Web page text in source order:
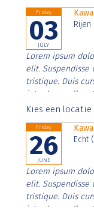
Friday
03
JULY
Rijen
Lorem ipsum
elit.
tristique. Duis
interdum nulla,
Aenean faucibus
Kies een
Friday
26
JUNE
Echt
Lorem ipsum
elit.
tristique. Duis
interdum nulla,